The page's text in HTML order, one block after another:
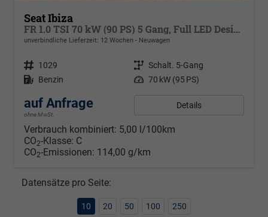
Seat Ibiza
FR 1.0 TSI 70 kW (90 PS) 5 Gang, Full LED Design,,Klimaautomatik,Sitzheizung, ACC, Armlehne, Phone Box, Digit..Cockpit,Seat-Full-Link, PDC v+h, 4 lektr. Fenster dunkel eingefärbt
unverbindliche Lieferzeit: 12 Wochen Neuwagen
Fahrzeugnr. 1029 Getriebe Schalt. 5-Gang
Kraftstoff Benzin Leistung 70 kW (95 PS)
auf Anfrage
ohne MwSt.
Details
Verbrauch kombiniert: 5,00 l/100km
CO2-Klasse: C
CO2-Emissionen: 114,00 g/km
Datensätze pro Seite:
10 20 50 100 250